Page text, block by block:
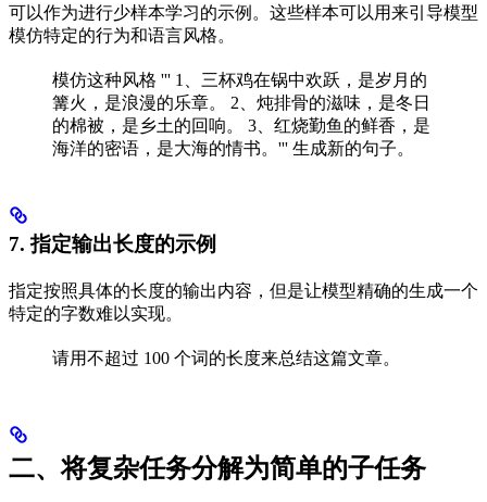
可以作为进行少样本学习的示例。这些样本可以用来引导模型
模仿特定的行为和语言风格。
模仿这种风格 ''' 1、三杯鸡在锅中欢跃，是岁月的
篝火，是浪漫的乐章。 2、炖排骨的滋味，是冬日
的棉被，是乡土的回响。 3、红烧勤鱼的鲜香，是
海洋的密语，是大海的情书。''' 生成新的句子。
7. 指定输出长度的示例
指定按照具体的长度的输出内容，但是让模型精确的生成一个
特定的字数难以实现。
请用不超过 100 个词的长度来总结这篇文章。
二、将复杂任务分解为简单的子任务